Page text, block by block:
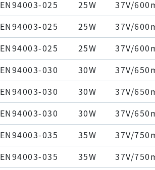
EN94003-025 25W 37V/
EN94003-025 25W 37V/
EN94003-025 25W 37V/
EN94003-030 30W 37V/
EN94003-030 30W 37V/
EN94003-030 30W 37V/
EN94003-035 35W 37V/
EN94003-035 35W 37V/